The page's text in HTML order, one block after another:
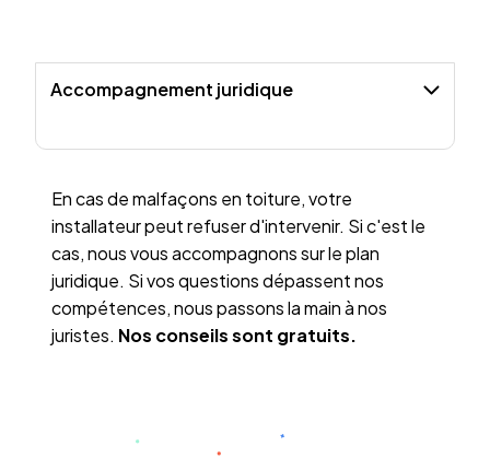
Accompagnement juridique
En cas de malfaçons en toiture, votre
installateur peut refuser d'intervenir. Si c'est le
cas, nous vous accompagnons sur le plan
juridique. Si vos questions dépassent nos
compétences, nous passons la main à nos
juristes. Nos conseils sont gratuits.